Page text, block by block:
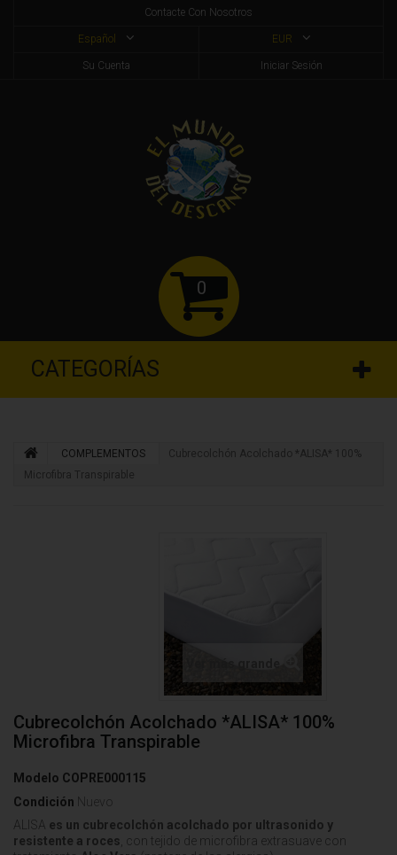
Contacte Con Nosotros
EUR
Español
Iniciar Sesión
Su Cuenta
0
CATEGORÍAS
COMPLEMENTOS
Cubrecolchón Acolchado *ALISA* 100%
Microfibra Transpirable
Cubrecolchón Acolchado *ALISA* 100%
Microfibra Transpirable
Modelo COPRE000115
Condición
Nuevo
ALISA es un cubrecolchón acolchado por ultrasonido y
resistente a roces , con tejido de microfibra extrasuave con